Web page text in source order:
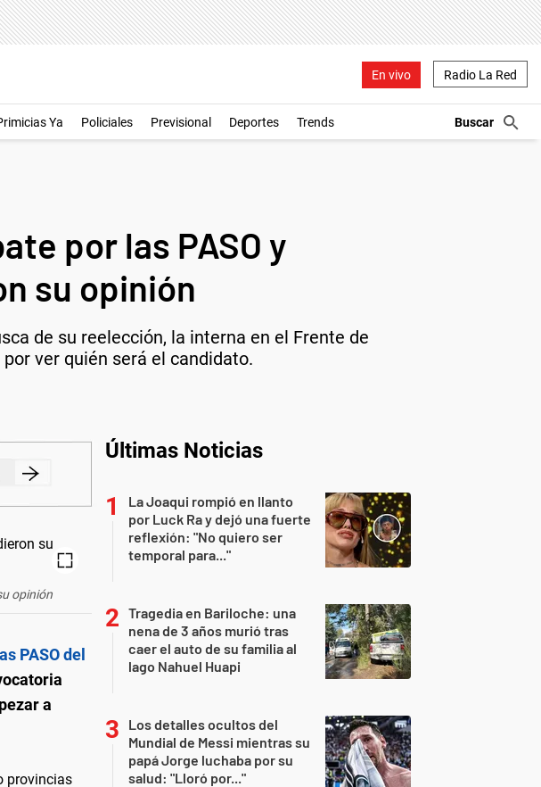
En vivo Radio La Red
Ya Policiales Previsional Deportes Trends
por las PASO y
su opinión
de su reelección, la interna en el Frente de
ver quién será el candidato.
opinión
PASO del
a
Últimas Noticias
La Joaqui rompió en llanto
por Luck Ra y dejó una fuerte
reflexión: "No quiero ser
temporal para..."
Tragedia en Bariloche: una
nena de 3 años murió tras
caer el auto de su familia al
lago Nahuel Huapi
Los detalles ocultos del
Mundial de Messi mientras su
papá Jorge luchaba por su
salud: "Lloró por..."